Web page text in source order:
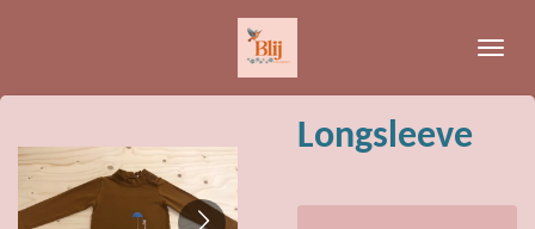
naar
hoofdinhoud
Longsleeve